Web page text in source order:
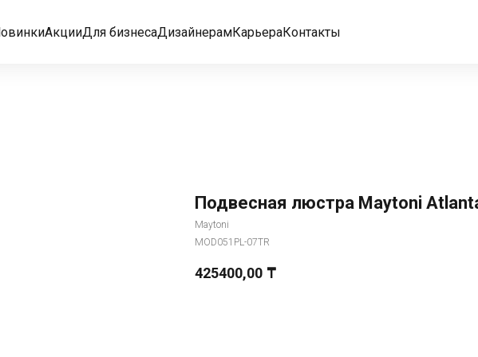
АкцииДля бизнесаДизайнерамКарьераКонтакты
Подвесная люстра Maytoni
Maytoni
MOD051PL-07TR
425400,00 ₸